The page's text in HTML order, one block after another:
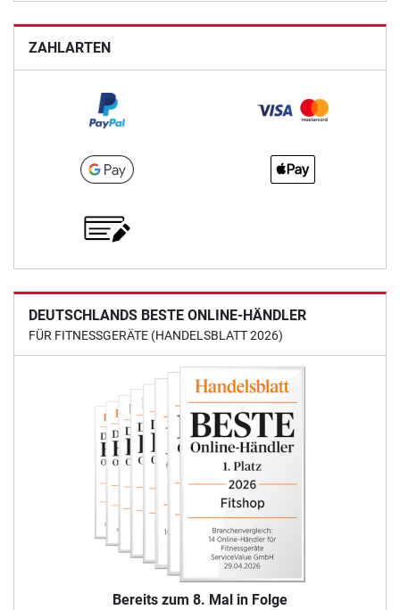
ZAHLARTEN
DEUTSCHLANDS BESTE ONLINE-HÄNDLER
FÜR FITNESSGERÄTE (HANDELSBLATT 2026)
Bereits zum 8. Mal in Folge